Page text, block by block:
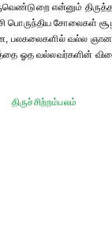
என்னும்
பொருந்திய சோலைகள்
பலகலைகளில் வல்ல
ஓத வல்லவர்களின்
திருச்சிற்றம்பலம்